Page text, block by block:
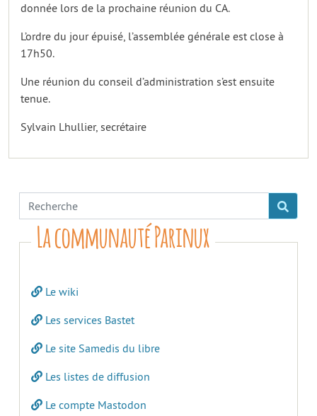
donnée lors de la prochaine réunion du CA.
L’ordre du jour épuisé, l’assemblée générale est close à
17h50.
Une réunion du conseil d’administration s’est ensuite
tenue.
Sylvain Lhullier, secrétaire
La communauté Parinux
Le wiki
Les services Bastet
Le site Samedis du libre
Les listes de diffusion
Le compte Mastodon